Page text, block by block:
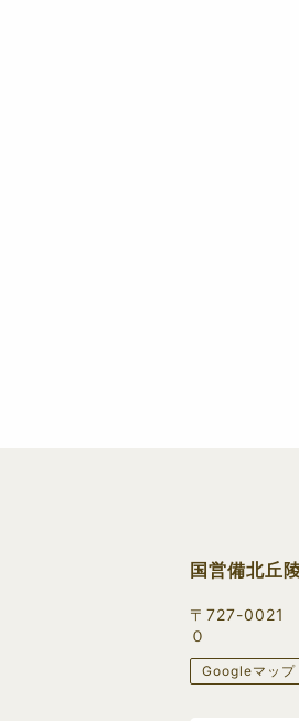
国営備北丘
〒727-0021
０
Googleマップ